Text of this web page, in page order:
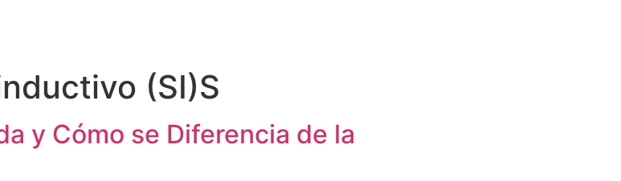
(SI)S
y Cómo se Diferencia de la